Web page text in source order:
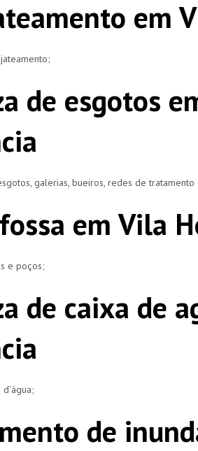
em
de esgotos
galerias, bueiros, redes de tratamento
em Vila
e poços;
de caixa de
de